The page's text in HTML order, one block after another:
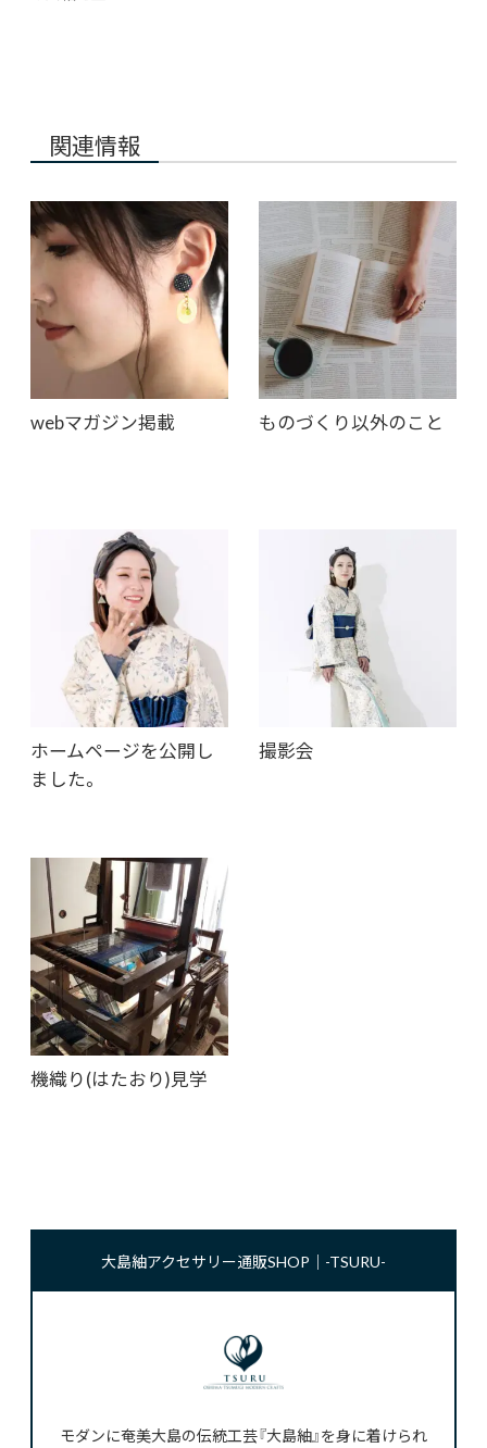
関連情報
webマガジン掲載 ものづくり以外のこと
ホームページを公開し
ました。
撮影会
機織り(はたおり)見学
大島紬アクセサリー通販SHOP｜-TSURU-
モダンに奄美大島の伝統工芸『大島紬』を身に着けられ